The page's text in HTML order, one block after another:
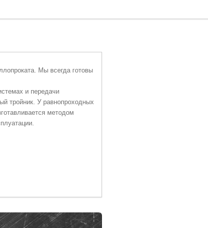
Мы всегда готовы
и передачи
тройник. У равнопроходных
методом